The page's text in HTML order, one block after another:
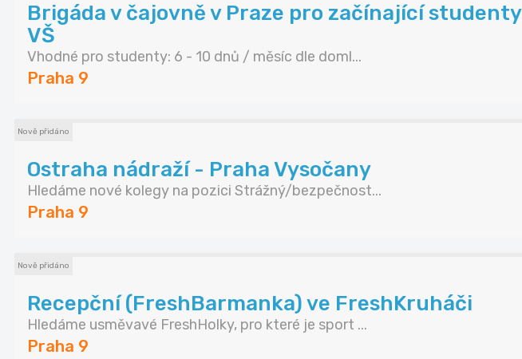
Brigáda v čajovně v Praze pro začínající studenty
VŠ
Vhodné pro studenty: 6 - 10 dnů / měsíc dle doml...
Praha 9
Nově přidáno
Ostraha nádraží - Praha Vysočany
Hledáme nové kolegy na pozici Strážný/bezpečnost...
Praha 9
Nově přidáno
Recepční (FreshBarmanka) ve FreshKruháči
Hledáme usměvavé FreshHolky, pro které je sport ...
Praha 9